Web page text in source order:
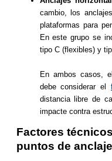
cambio, los
plataformas para
En este grupo se
tipo C (flexibles) y
En ambos casos,
debe considerar el
distancia libre de
impacte contra
Factores
puntos de anclaje